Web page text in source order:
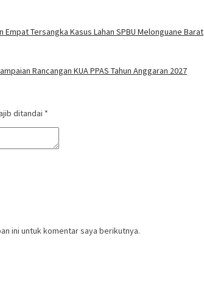
Tersangka Kasus Lahan SPBU Melonguane Barat
Rancangan KUA PPAS Tahun Anggaran 2027
ditandai *
ini untuk komentar saya berikutnya.